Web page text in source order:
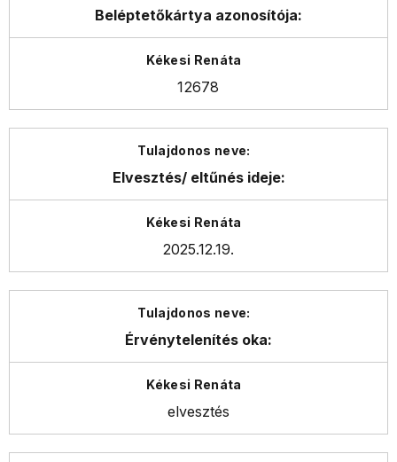
Beléptetőkártya azonosítója:
12678
Elvesztés/ eltűnés ideje:
2025.12.19.
Érvénytelenítés oka:
elvesztés